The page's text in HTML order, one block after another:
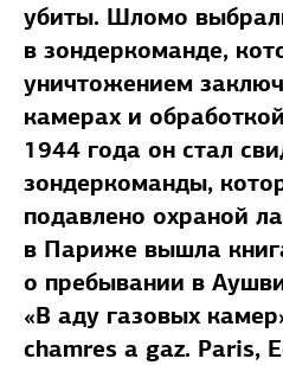
убиты. Шломо
в зондеркоманде,
уничтожением
камерах и
1944 года он стал
зондеркоманды,
подавлено охраной
в Париже вышла
о пребывании в
«В аду газовых
chamres a gaz. Paris,